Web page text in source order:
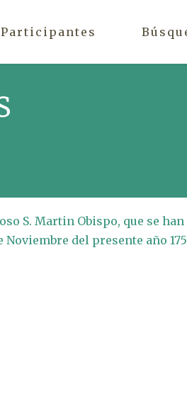
Participantes
S. Martin Obispo, que se han
del presente año